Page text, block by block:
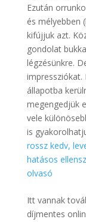
Ezután
és mélyebben
kifújjuk azt.
gondolat
légzésünkre.
impressziókat.
állapotba
megengedjük
vele
is
rossz kedv,
hatásos
olvasó
Itt vannak
díjmentes